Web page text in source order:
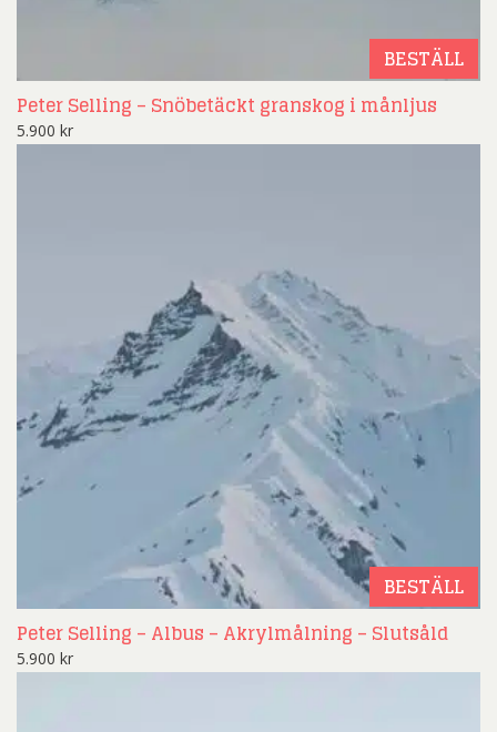
BESTÄLL
Peter Selling – Snöbetäckt granskog i månljus
5.900 kr
BESTÄLL
Peter Selling – Albus – Akrylmålning – Slutsåld
5.900 kr